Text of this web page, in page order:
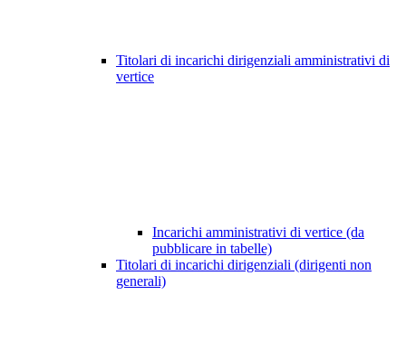
Titolari di incarichi dirigenziali amministrativi di
vertice
Incarichi amministrativi di vertice (da
pubblicare in tabelle)
Titolari di incarichi dirigenziali (dirigenti non
generali)